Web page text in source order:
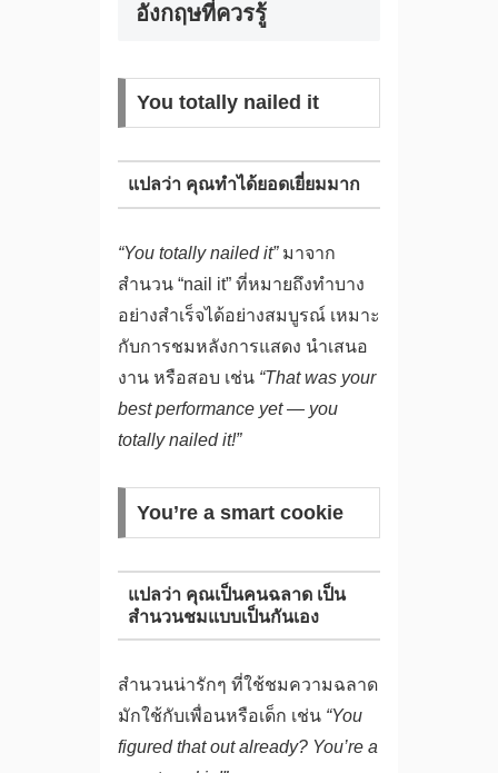
อังกฤษที่ควรรู้
You totally nailed it
แปลว่า คุณทำได้ยอดเยี่ยมมาก
“You totally nailed it”มาจาก
สำนวน “nail it” ที่หมายถึงทำบาง
อย่างสำเร็จได้อย่างสมบูรณ์ เหมาะ
กับการชมหลังการแสดง นำเสนอ
งาน หรือสอบ เช่น “That was your
best performance yet — you
totally nailed it!”
You’re a smart cookie
แปลว่า คุณเป็นคนฉลาด เป็น
สำนวนชมแบบเป็นกันเอง
สำนวนน่ารักๆ ที่ใช้ชมความฉลาด
มักใช้กับเพื่อนหรือเด็ก เช่น “You
figured that out already? You’re a